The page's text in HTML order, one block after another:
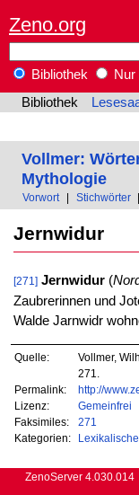
Zeno.org
Bibliothek
Nur
Bibliothek
Vollmer:
Mythologie
Vorwort Stichwörter
Jernwidur
[271] Jernwidur(
Zaubrerinnen und
Walde Jarnwidr
Quelle:
Vollmer,
271.
Permalink:
http://
Lizenz:
Gemeinfrei
Faksimiles:
271
Kategorien:
ZenoServer 4.030.014